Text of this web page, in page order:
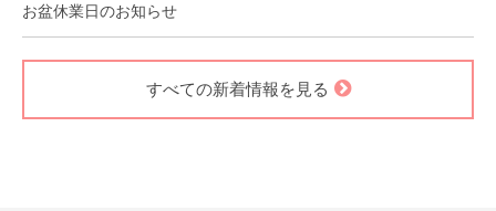
お盆休業日のお知らせ
すべての新着情報を見る